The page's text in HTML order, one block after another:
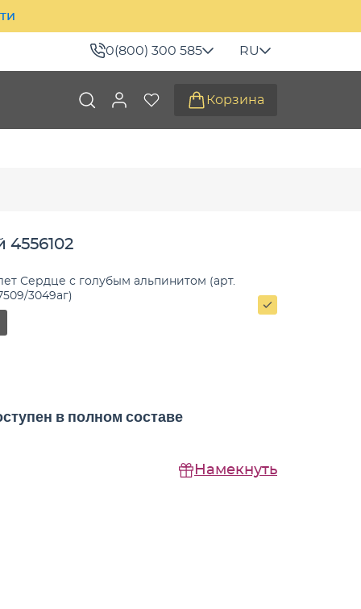
0(800) 300 585 RU
Корзина
Сердце с голубым альпинитом (арт.
(арт. 7509/3049аг)
в полном составе
Намекнуть